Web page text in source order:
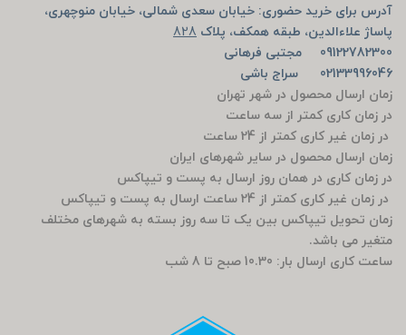
آدرس برای خرید حضوری: خیابان سعدی شمالی، خیابان منوچهری،
پاساژ علاءالدین، طبقه همکف، پلاک 828
09122782300 مجتبی فرهانی
02133996046 سراج باشی
زمان ارسال محصول در شهر تهران
در زمان کاری کمتر از سه ساعت
در زمان غیر کاری کمتر از 24 ساعت
زمان ارسال محصول در سایر شهرهای ایران
در زمان کاری در همان روز ارسال به پست و تیپاکس
در زمان غیر کاری کمتر از 24 ساعت ارسال به پست و تیپاکس
زمان تحویل تیپاکس بین یک تا سه روز بسته به شهرهای مختلف
متغیر می باشد.
ساعت کاری ارسال بار: 10.30 صبح تا 8 شب